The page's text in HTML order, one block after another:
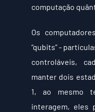
computação
Os
“qubits” -
controláveis,
manter dois
1, ao mesmo
interagem, eles